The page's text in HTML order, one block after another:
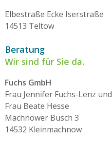
Elbestraße Ecke Iserstraße
14513 Teltow
Beratung
Wir sind für Sie da.
Fuchs GmbH
Frau Jennifer Fuchs-Lenz und
Frau Beate Hesse
Machnower Busch 3
14532 Kleinmachnow